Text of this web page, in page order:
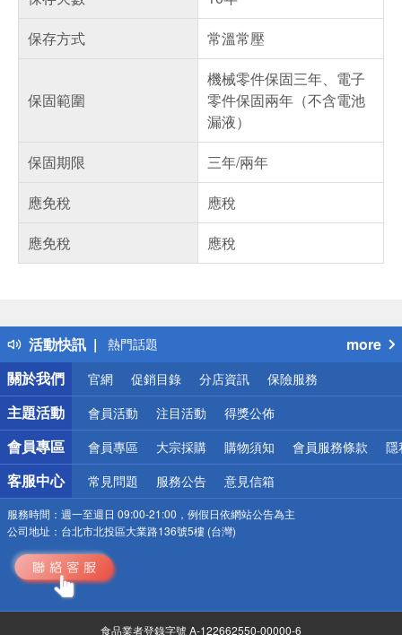
保存方式
常溫常壓
保固範圍
機械零件保固三年、電子
零件保固兩年（不含電池
漏液）
保固期限
三年/兩年
應免稅
應稅
應免稅
應稅
活動快訊
得獎公告
熱門話題
銀行優惠
偏遠地區配送
詐騙網頁！請小心！
more
關於我們
官網 促銷目錄 分店資訊 保險服務
主題活動 會員活動 注目活動 得獎公佈
會員專區 會員專區 大宗採購 購物須知 會員服務條款 隱
客服中心 常見問題 服務公告 意見信箱
服務時間： 週一至週日 09:00-21:00，例假日依網站公告為主
公司地址： 台北市北投區大業路136號5樓 (台灣)
食品業者登錄字號 A-122662550-00000-6